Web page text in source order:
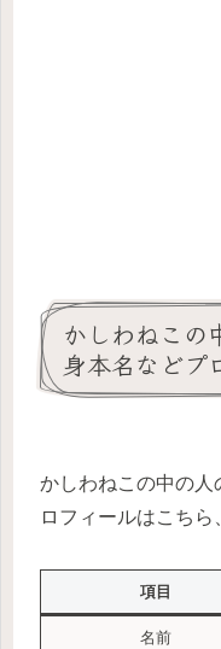
かしわねこの
身本名などプ
かしわねこの中の人
ロフィールはこちら
項目
名前